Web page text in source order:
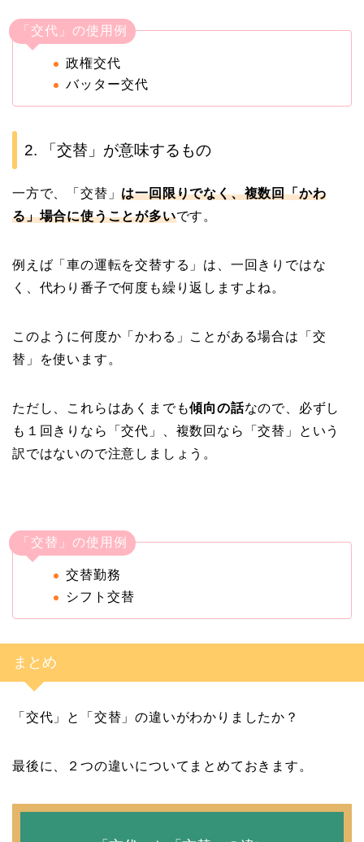
「交代」の使用例
政権交代
バッター交代
2. 「交替」が意味するもの
一方で、「交替」は一回限りでなく、複数回「かわ
る」場合に使うことが多いです。
例えば「車の運転を交替する」は、一回きりではな
く、代わり番子で何度も繰り返しますよね。
このように何度か「かわる」ことがある場合は「交
替」を使います。
ただし、これらはあくまでも傾向の話なので、必ずし
も１回きりなら「交代」、複数回なら「交替」という
訳ではないので注意しましょう。
「交替」の使用例
交替勤務
シフト交替
まとめ
「交代」と「交替」の違いがわかりましたか？
最後に、２つの違いについてまとめておきます。